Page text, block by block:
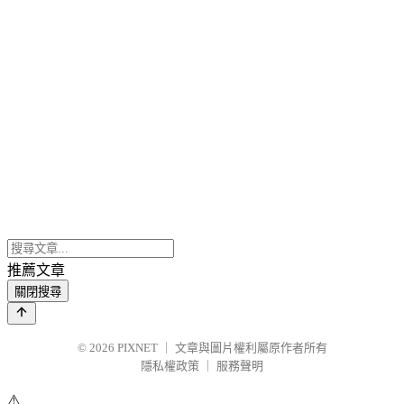
推薦文章
關閉搜尋
© 2026 PIXNET
文章與圖片權利屬原作者所有
隱私權政策
服務聲明
⚠️